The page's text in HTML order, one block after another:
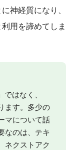
神経質になり、
用を諦めてしま
はなく、
ます。多少の
マについて話
なのは、テキ
ネクストアク